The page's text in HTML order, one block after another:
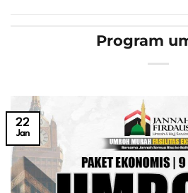
Program
22
Jan